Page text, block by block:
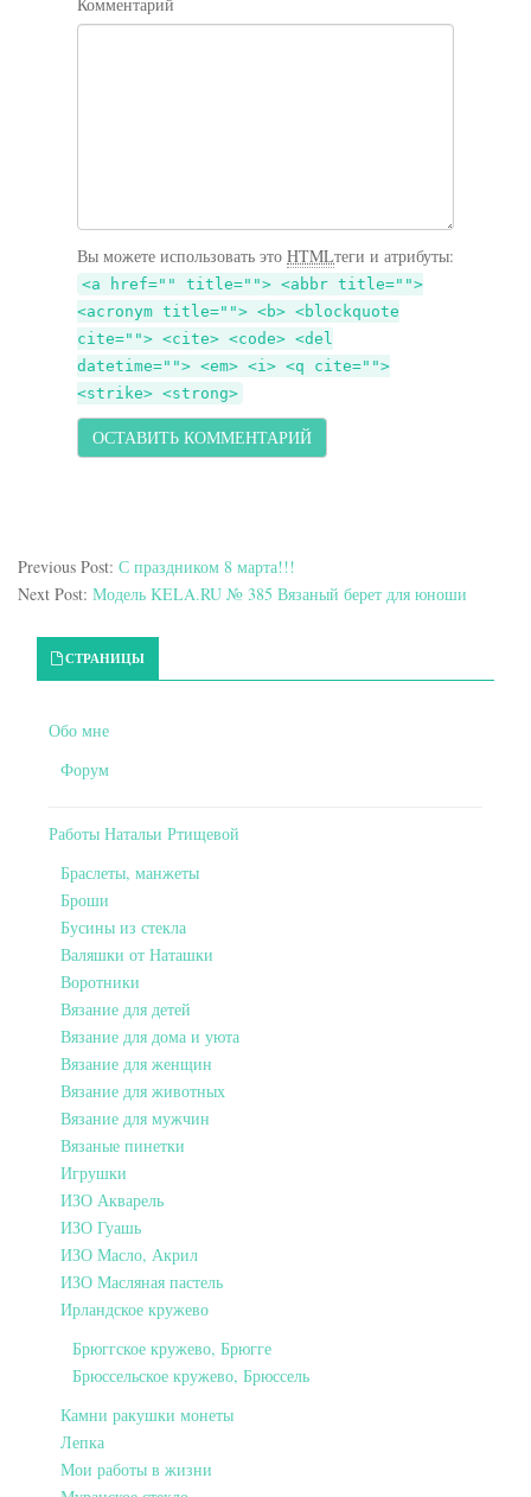
Вы можете использовать это HTMLтеги и атрибуты:
<a href="" title=""> <abbr title="">
<acronym title=""> <b> <blockquote
cite=""> <cite> <code> <del
datetime=""> <em> <i> <q cite="">
<strike> <strong>
Previous Post: С праздником 8 марта!!!
Next Post: Модель KELA.RU № 385 Вязаный берет для юноши
Primary Sidebar
СТРАНИЦЫ
Обо мне
Форум
Работы Натальи Ртищевой
Браслеты, манжеты
Броши
Бусины из стекла
Валяшки от Наташки
Воротники
Вязание для детей
Вязание для дома и уюта
Вязание для женщин
Вязание для животных
Вязание для мужчин
Вязаные пинетки
Игрушки
ИЗО Акварель
ИЗО Гуашь
ИЗО Масло, Акрил
ИЗО Масляная пастель
Ирландское кружево
Брюггское кружево, Брюгге
Брюссельское кружево, Брюссель
Камни ракушки монеты
Лепка
Мои работы в жизни